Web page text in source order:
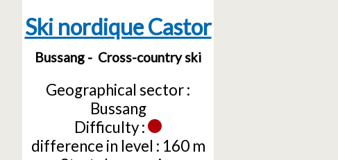
Ski nordique Castor
Bussang Cross-country ski
Geographical sector :
Bussang
Difficulty :
difference in level : 160 m